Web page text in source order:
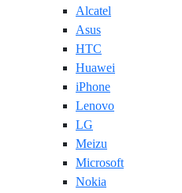
Alcatel
Asus
HTC
Huawei
iPhone
Lenovo
LG
Meizu
Microsoft
Nokia